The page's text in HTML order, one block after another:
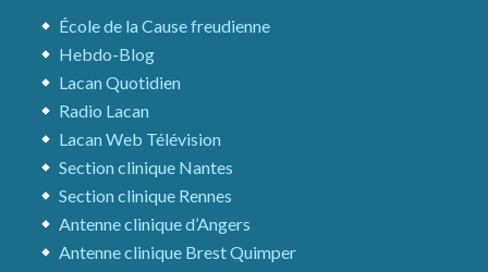
École de la Cause freudienne
Hebdo-Blog
Lacan Quotidien
Radio Lacan
Lacan Web Télévision
Section clinique Nantes
Section clinique Rennes
Antenne clinique d’Angers
Antenne clinique Brest Quimper